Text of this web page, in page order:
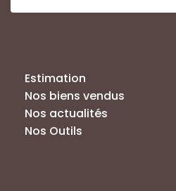
Estimation
Nos biens vendus
Nos actualités
Nos Outils